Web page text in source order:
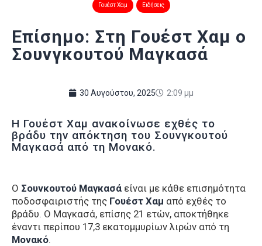
Γουέστ Χαμ Ειδήσεις
Επίσημο: Στη Γουέστ Χαμ ο
Σουνγκουτού Μαγκασά
30 Αυγούστου, 2025 2:09 μμ
Η Γουέστ Χαμ ανακοίνωσε εχθές το
βράδυ την απόκτηση του Σουνγκουτού
Μαγκασά από τη Μονακό.
Ο Σουνκουτού Μαγκασά είναι με κάθε επισημότητα
ποδοσφαιριστής της Γουέστ Χαμ από εχθές το
βράδυ. Ο Μαγκασά, επίσης 21 ετών, αποκτήθηκε
έναντι περίπου 17,3 εκατομμυρίων λιρών από τη
Μονακό.